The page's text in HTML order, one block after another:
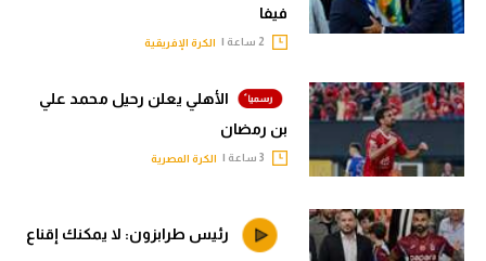
فيفا
الكرة الإفريقية
الأهلي يعلن رحيل محمد علي
بن رمضان
الكرة المصرية
رئيس طرابزون: لا يمكنك إقناع